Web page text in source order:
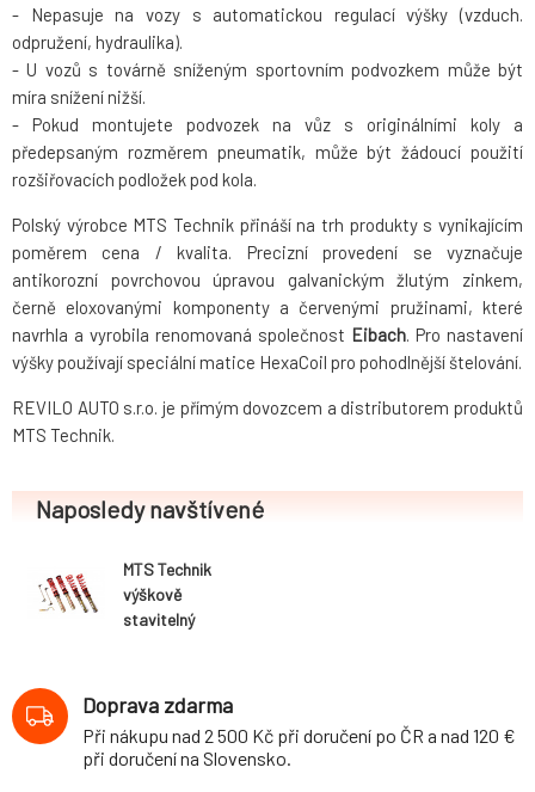
- Nepasuje na vozy s automatickou regulací výšky (vzduch.
odpružení, hydraulika).
- U vozů s továrně sníženým sportovním podvozkem může být
míra snížení nižší.
- Pokud montujete podvozek na vůz s originálními koly a
předepsaným rozměrem pneumatik, může být žádoucí použití
rozšiřovacích podložek pod kola.
Polský výrobce MTS Technik přináší na trh produkty s vynikajícím
poměrem cena / kvalita. Precizní provedení se vyznačuje
antikorozní povrchovou úpravou galvanickým žlutým zinkem,
černě eloxovanými komponenty a červenými pružinami, které
navrhla a vyrobila renomovaná společnost Eibach. Pro nastavení
výšky používají speciální matice HexaCoil pro pohodlnější štelování.
REVILO AUTO s.r.o. je přímým dovozcem a distributorem produktů
MTS Technik.
Naposledy navštívené
MTS Technik
výškově
stavitelný
BMW 7 (typ E38,
10.94-11.01)
Doprava zdarma
Při nákupu nad 2 500 Kč při doručení po ČR a nad 120 €
při doručení na Slovensko.